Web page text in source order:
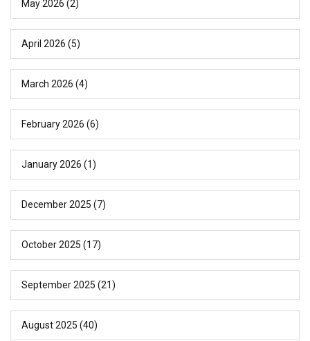
May 2026 (2)
April 2026 (5)
March 2026 (4)
February 2026 (6)
January 2026 (1)
December 2025 (7)
October 2025 (17)
September 2025 (21)
August 2025 (40)